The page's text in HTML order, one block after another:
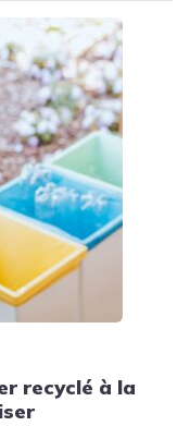
recyclé à la